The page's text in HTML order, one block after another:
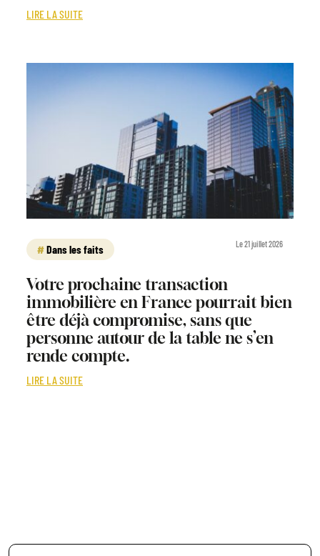
LIRE LA SUITE
Dans les faits Le 21 juillet 2026
Votre prochaine transaction
immobilière en France pourrait bien
être déjà compromise, sans que
personne autour de la table ne s’en
rende compte.
LIRE LA SUITE